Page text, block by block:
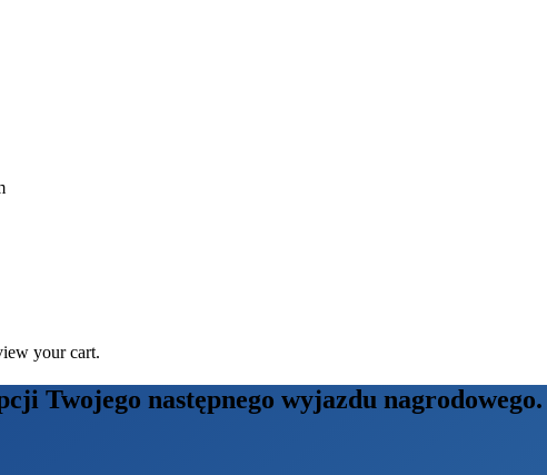
your cart.
Twojego następnego wyjazdu